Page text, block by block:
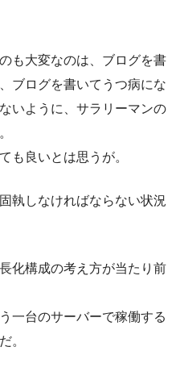
も大変なのは、ブログを書
ブログを書いてうつ病にな
いように、サラリーマンの
も良いとは思うが。
執しなければならない状況
化構成の考え方が当たり前
一台のサーバーで稼働する
。